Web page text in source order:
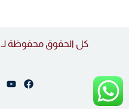
كل الحقوق محفوظة لـ Challengeacad